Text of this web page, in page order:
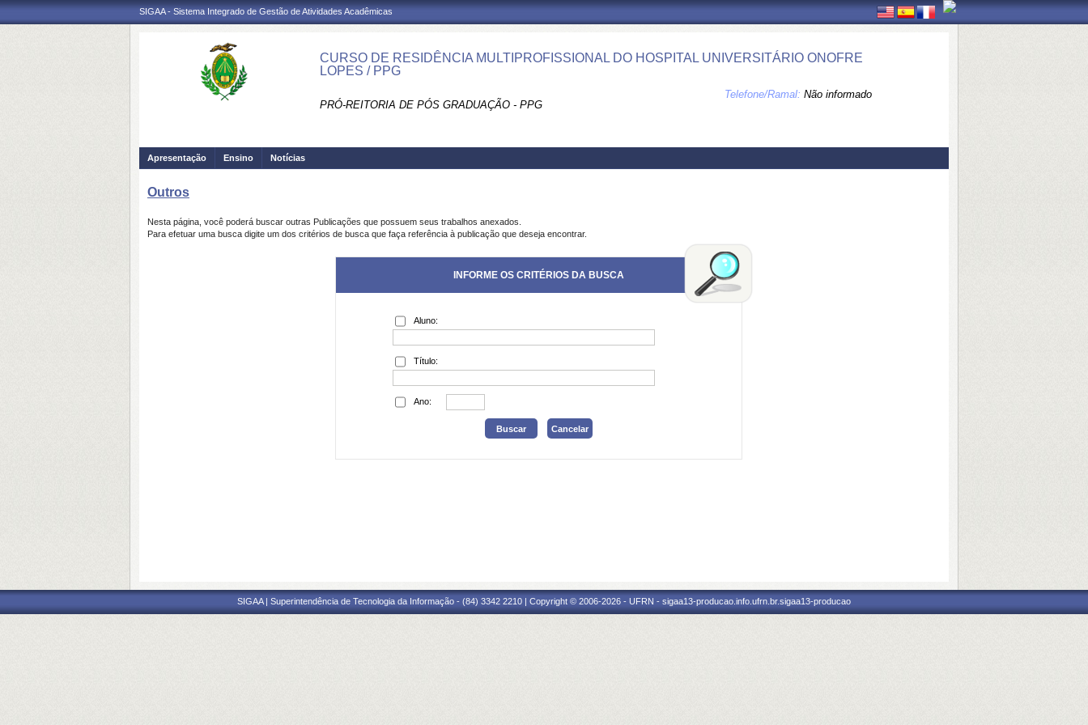
SIGAA - Sistema Integrado de Gestão de Atividades Acadêmicas
CURSO DE RESIDÊNCIA MULTIPROFISSIONAL DO HOSPITAL UNIVERSITÁRIO ONOFRE
LOPES / PPG
PRÓ-REITORIA DE PÓS GRADUAÇÃO - PPG
Telefone/Ramal: Não informado
Apresentação Ensino Notícias
Outros
Nesta página, você poderá buscar outras Publicações que possuem seus trabalhos anexados.
Para efetuar uma busca digite um dos critérios de busca que faça referência à publicação que deseja encontrar.
INFORME OS CRITÉRIOS DA BUSCA
Aluno:
Título:
Ano:
SIGAA | Superintendência de Tecnologia da Informação - (84) 3342 2210 | Copyright © 2006-2026 - UFRN - sigaa13-producao.info.ufrn.br.sigaa13-producao